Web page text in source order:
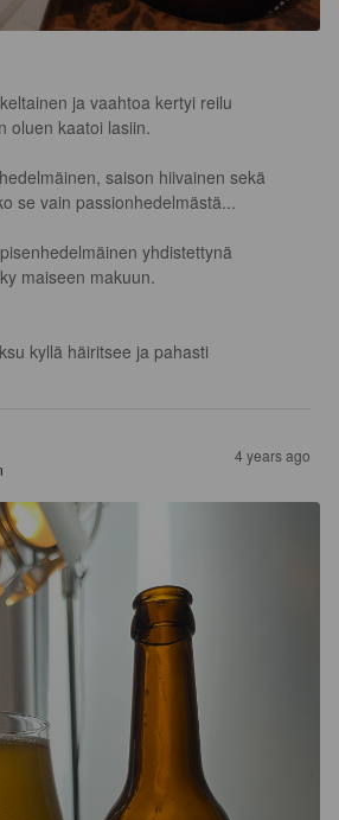
ja vaahtoa kertyi reilu
oluen kaatoi lasiin.
saison hiivainen sekä
se vain passionhedelmästä...
yhdistettynä
maiseen makuun.
kyllä häiritsee ja pahasti
4 years ago